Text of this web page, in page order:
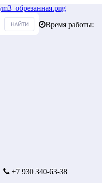
Время работы:
+7 930 340-63-38